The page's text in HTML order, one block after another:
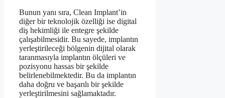
Bunun yanı sıra, Clean Implant’in
diğer bir teknolojik özelliği ise digital
diş hekimliği ile entegre şekilde
çalışabilmesidir. Bu sayede, implantın
yerleştirileceği bölgenin dijital olarak
taranmasıyla implantın ölçüleri ve
pozisyonu hassas bir şekilde
belirlenebilmektedir. Bu da implantın
daha doğru ve başarılı bir şekilde
yerleştirilmesini sağlamaktadır.